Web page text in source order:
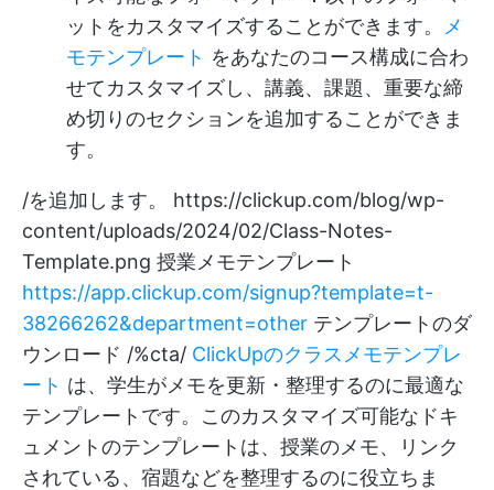
ットをカスタマイズすることができます。
メ
モテンプレート をあなたのコース構成に合わ
せてカスタマイズし、講義、課題、重要な締
め切りのセクションを追加することができま
す。
/を追加します。 https://clickup.com/blog/wp-
content/uploads/2024/02/Class-Notes-
Template.png 授業メモテンプレート
https://app.clickup.com/signup?template=t-
38266262&department=other テンプレートのダ
ウンロード /%cta/ ClickUpのクラスメモテンプレ
ート は、学生がメモを更新・整理するのに最適な
テンプレートです。このカスタマイズ可能なドキ
ュメントのテンプレートは、授業のメモ、リンク
されている、宿題などを整理するのに役立ちま